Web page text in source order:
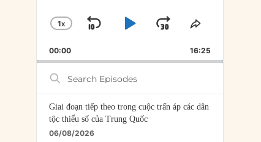
CHANGE
RATE
1X
SKIP
BACKWARD
PLAYJUMP
FORWARD
SHARE
EPISODE
00:00 16:25
Search
Episodes
Giai đoạn tiếp theo trong cuộc trấn áp các dân
tộc thiểu số của Trung Quốc
06/08/2026